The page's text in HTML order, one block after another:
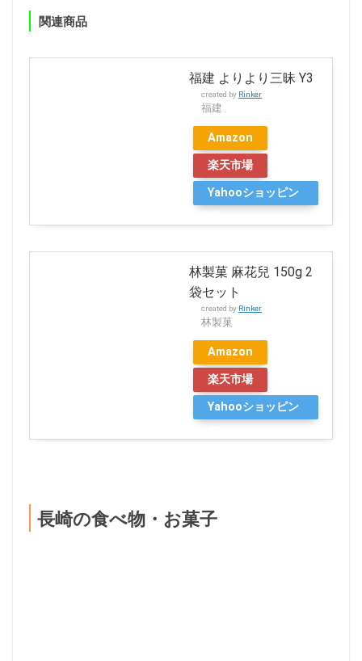
関連商品
福建 よりより三昧 Y3
created by Rinker
福建
Amazon
楽天市場
Yahooショッピン
林製菓 麻花兒 150g 2
袋セット
created by Rinker
林製菓
Amazon
楽天市場
Yahooショッピン
長崎の食べ物・お菓子